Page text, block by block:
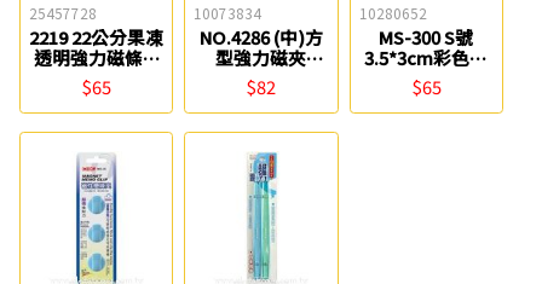
25457728
2219 22公分果凍
透明強力磁條(3
入) Success
$65
10073834
NO.4286 (中)方
型強力磁夾
(35x40mm) SDI
$82
10280652
MS-300 S號
3.5*3cm彩色磁
夾【圓型膠片】
COX
$65